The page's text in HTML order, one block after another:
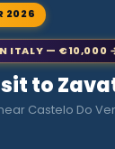
2026
ITALY — €10,000
to
Castelo Do